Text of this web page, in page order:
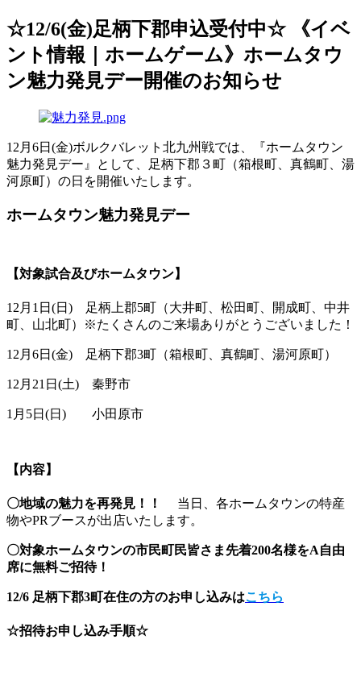
☆12/6(金)足柄下郡申込受付中☆ 《イベ
ント情報｜ホームゲーム》ホームタウ
ン魅力発見デー開催のお知らせ
12月6日(金)ボルクバレット北九州戦では、『ホームタウン
魅力発見デー』として、足柄下郡３町（箱根町、真鶴町、湯
河原町）の日を開催いたします。
ホームタウン魅力発見デー
【対象試合及びホームタウン】
12月1日(日) 足柄上郡5町（大井町、松田町、開成町、中井
町、山北町）※たくさんのご来場ありがとうございました！
12月6日(金) 足柄下郡3町（箱根町、真鶴町、湯河原町）
12月21日(土) 秦野市
1月5日(日) 小田原市
【内容】
〇地域の魅力を再発見！！
当日、各ホームタウンの特産
物やPRブースが出店いたします。
〇対象ホームタウンの市民町民皆さま先着200名様をA自由
席に無料ご招待！
12/6 足柄下郡3町在住の方のお申し込みはこちら
☆招待お申し込み手順☆